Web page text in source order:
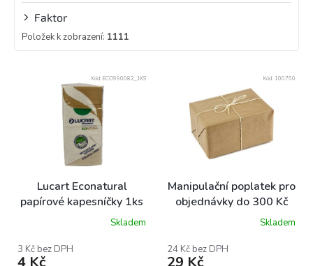
Faktor
Položek k zobrazení: 1111
ů
Lucart Econatural
papírové kapesníčky 1ks
Skladem
3 Kč bez DPH
4 Kč
Kód: ECO990082_1KS
Manipulační poplatek pro
objednávky do 300 Kč
produktu
je
Skladem
24 Kč bez DPH
29 Kč
Kód: 100760